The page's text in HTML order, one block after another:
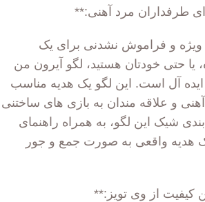
طرفداران مرد آهنی:**
ویژه و فراموش نشدنی برای یک
یا حتی خودتان هستید، لگو آیرون من
آل است. این لگو یک هدیه مناسب
و علاقه مندان به بازی های ساختنی
شیک این لگو، به همراه راهنمای
هدیه واقعی به صورت جمع و جور
کیفیت از وی تویز:**